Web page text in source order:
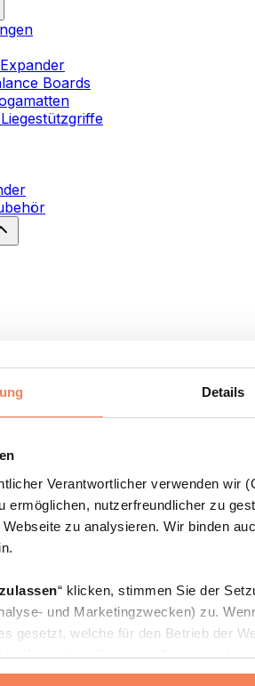
Details
Verantwortlicher verwenden wir
ermöglichen, nutzerfreundlicher zu
zu analysieren. Wir binden
“ klicken, stimmen Sie der
und Marketingzwecken) zu.
gesetzt, welche für den Betrieb der
indem Sie unter „Anpassen“
Boards
Meal-Prep-Zubehör